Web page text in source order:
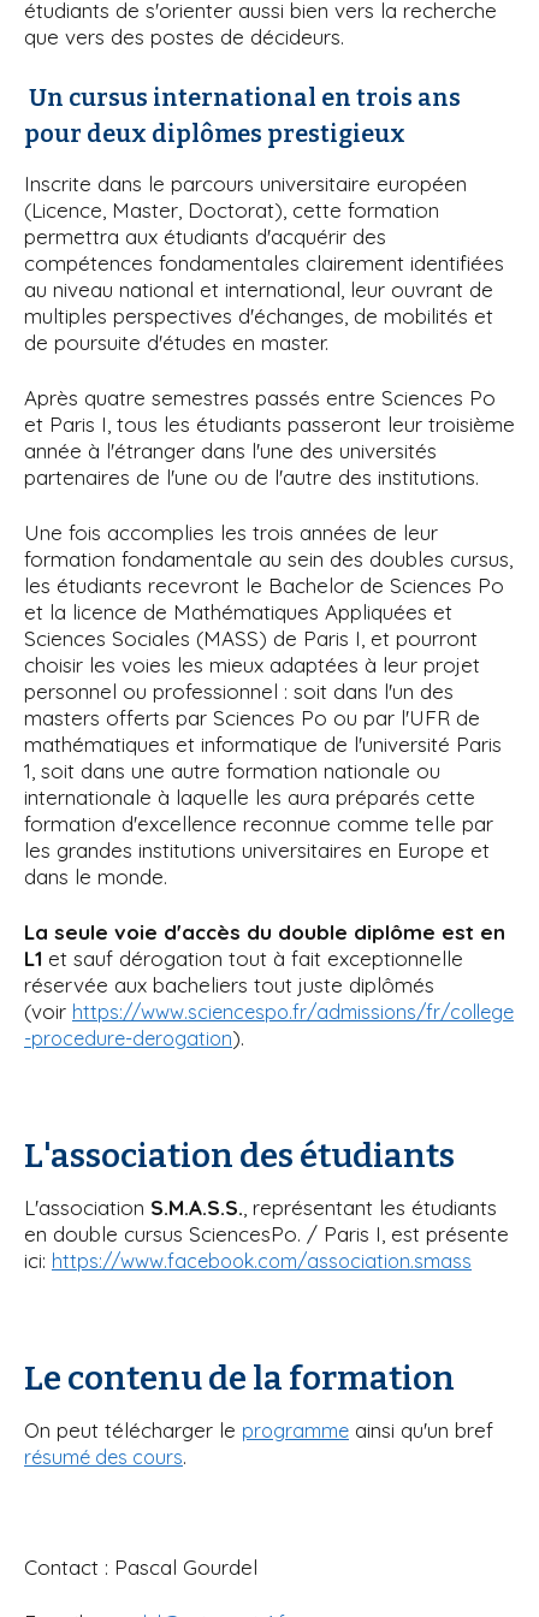
étudiants de s'orienter aussi bien vers la recherche
que vers des postes de décideurs.
Un cursus international en trois ans
pour deux diplômes prestigieux
Inscrite dans le parcours universitaire européen
(Licence, Master, Doctorat), cette formation
permettra aux étudiants d'acquérir des
compétences fondamentales clairement identifiées
au niveau national et international, leur ouvrant de
multiples perspectives d'échanges, de mobilités et
de poursuite d'études en master.
Après quatre semestres passés entre Sciences Po
et Paris I, tous les étudiants passeront leur troisième
année à l'étranger dans l'une des universités
partenaires de l'une ou de l'autre des institutions.
Une fois accomplies les trois années de leur
formation fondamentale au sein des doubles cursus,
les étudiants recevront le Bachelor de Sciences Po
et la licence de Mathématiques Appliquées et
Sciences Sociales (MASS) de Paris I, et pourront
choisir les voies les mieux adaptées à leur projet
personnel ou professionnel : soit dans l'un des
masters offerts par Sciences Po ou par l'UFR de
mathématiques et informatique de l'université Paris
1, soit dans une autre formation nationale ou
internationale à laquelle les aura préparés cette
formation d'excellence reconnue comme telle par
les grandes institutions universitaires en Europe et
dans le monde.
La seule voie d'accès du double diplôme est en
L1 et sauf dérogation tout à fait exceptionnelle
réservée aux bacheliers tout juste diplômés
(voir https://www.sciencespo.fr/admissions/fr/college
-procedure-derogation).
L'association des étudiants
L'association S.M.A.S.S. , représentant les étudiants
en double cursus SciencesPo. / Paris I, est présente
ici: https://www.facebook.com/association.smass
Le contenu de la formation
On peut télécharger le programme ainsi qu'un bref
résumé des cours.
Contact : Pascal Gourdel